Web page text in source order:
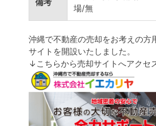
備考
場/無
沖縄で不動産の売却をお考えの方
サイトを開設いたしました。
↓こちらから売却サイトへアクセ